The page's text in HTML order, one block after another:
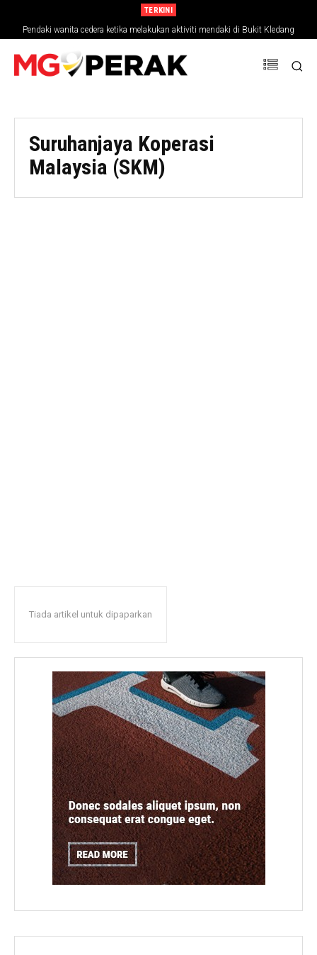
TERKINI
Pendaki wanita cedera ketika melakukan aktiviti mendaki di Bukit Kledang
Suruhanjaya Koperasi
Malaysia (SKM)
Tiada artikel untuk dipaparkan